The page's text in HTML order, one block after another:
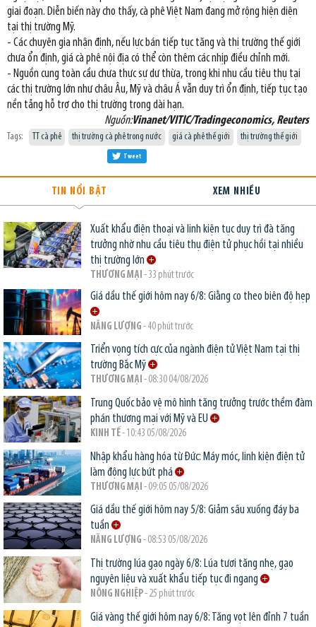
giai đoạn. Diễn biến này cho thấy, cà phê Việt Nam đang mở rộng hiện diện
tại thị trường Mỹ.
- Các chuyên gia nhận định, nếu lực bán tiếp tục tăng và thị trường thế giới
chưa ổn định, giá cà phê nội địa có thể còn thêm các nhịp điều chỉnh mới.
- Nguồn cung toàn cầu chưa thực sự dư thừa, trong khi nhu cầu tiêu thụ tại
các thị trường lớn như châu Âu, Mỹ và châu Á vẫn duy trì ổn định, tiếp tục tạo
nền tảng hỗ trợ cho thị trường trong dài hạn.
Nguồn:Vinanet/VITIC/Tradingeconomics, Reuters
Tags: TT cà phê thị trường cà phê trong nước giá cà phê thế giới thị trường thế giới
Tweet
TIN NỔI BẬT XEM NHIỀU
Xuất khẩu điện thoại và linh kiện tục duy trì đà tăng
trưởng nhờ nhu cầu tiêu thụ điện tử phục hồi tại nhiều
thị trường lớn
THƯƠNG MẠI - 33 phút trước
Giá dầu thế giới hôm nay 6/8: Giằng co theo biên độ hẹp
NĂNG LƯỢNG - 40 phút trước
Triển vọng tích cực của ngành điện tử Việt Nam tại thị
trường Bắc Mỹ
THƯƠNG MẠI - 08:30 04/08/2026
Trung Quốc bảo vệ mô hình tăng trưởng trước thềm đàm
phán thương mại với Mỹ và EU
KINH TẾ- 10:43 05/08/2026
Nhập khẩu hàng hóa từ Đức: Máy móc, linh kiện điện tử
làm động lực bứt phá
THƯƠNG MẠI - 09:05 05/08/2026
Giá dầu thế giới hôm nay 5/8: Giảm sâu xuống đáy ba
tuần
NĂNG LƯỢNG - 08:53 05/08/2026
Thị trường lúa gạo ngày 6/8: Lúa tươi tăng nhẹ, gạo
nguyên liệu và xuất khẩu tiếp tục đi ngang
NÔNG NGHIỆP- 25 phút trước
Giá vàng thế giới hôm nay 6/8: Tăng vọt lên đỉnh 7 tuần